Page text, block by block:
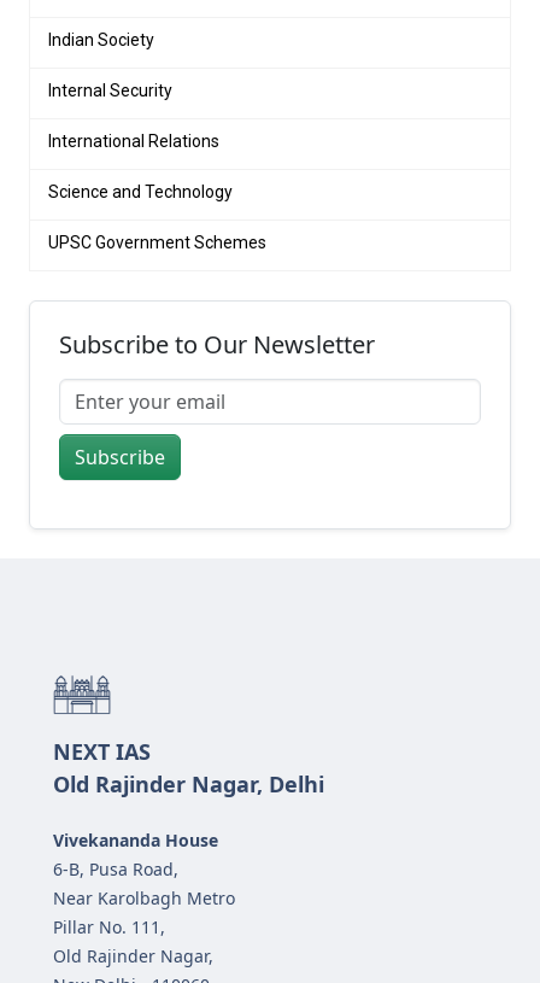
Indian Society
Internal Security
International Relations
Science and Technology
UPSC Government Schemes
Subscribe to Our Newsletter
Subscribe
NEXT IAS
Old Rajinder Nagar, Delhi
Vivekananda House
6-B, Pusa Road,
Near Karolbagh Metro
Pillar No. 111,
Old Rajinder Nagar,